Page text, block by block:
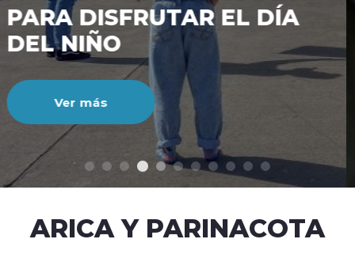
modo claro
CIENTO DURANTE EL MES
DE JULIO
Ver más
ARICA Y PARINACOTA